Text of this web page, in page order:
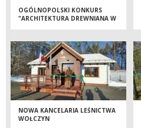
OGÓLNOPOLSKI KONKURS
"ARCHITEKTURA DREWNIANA W
NOWA KANCELARIA LEŚNICTWA
WOŁCZYN